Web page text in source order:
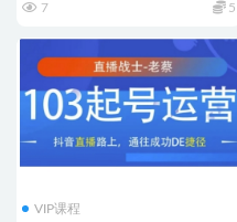
600+
7 5
VIP课程